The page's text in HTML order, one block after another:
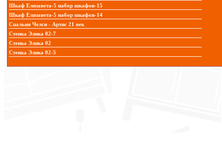
Шкаф Елизавета-5 набор шкафов-15
Шкаф Елизавета-5 набор шкафов-14
Спальня Челси - Артис 21 век
Стенка Элика 02-7
Стенка Элика 02
Стенка Элика 02-5